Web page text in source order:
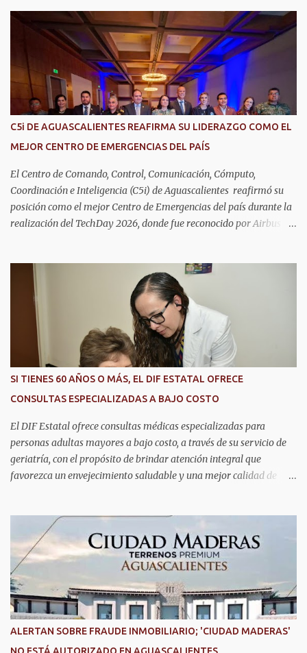
s
C5i DE AGUASCALIENTES REAFIRMA SU LIDERAZGO COMO EL
MEJOR CENTRO DE EMERGENCIAS DEL PAÍS
El Centro de Comando, Control, Comunicación, Cómputo,
Coordinación e Inteligencia (C5i) de Aguascalientes reafirmó su
posición como el mejor Centro de Emergencias del país durante la
realización del TechDay 2026, donde fue reconocido por Airbus
seguridad pública y la atención de emergencias. Este encuentro
reunió a autoridades, especialistas nacionales e internacionales y
representantes de instituciones de seguridad para intercambiar
conocimientos y conocer las tendencias más avanzadas en la
materia. La titular del C5i, Michelle Olmos Álvarez, señaló que este
reconocimiento es resultado de la capacidad operativa, la
infraestructura tecnológica de vanguardia y los modelos
innovadores de coordinación institucional que distinguen al C5i de
Aguascalientes, posicionándose como un referente nacional en
materia de atención de emergencias. "Bajo el liderazgo de la
SI TIENES 60 AÑOS O MÁS, EL DIF ESTATAL OFRECE
CONSULTAS ESPECIALIZADAS A BAJO COSTO
El DIF Estatal ofrece consultas médicas especializadas para
personas adultas mayores a bajo costo, a través de su servicio de
geriatría, con el propósito de brindar atención integral que
favorezca un envejecimiento saludable y una mejor calidad de
fundamentalmente en la prevención, el diagnóstico y tratamiento
de las enfermedades más comunes en las personas mayores de 60
años, como diabetes, hipertensión, deterioro cognitivo y
alzhéimer, entre otros padecimientos. "Nuestros adultos mayores
son el corazón de muchas familias y merecen todo nuestro respeto,
cuidado y reconocimiento; por eso, en el DIF Estatal impulsamos
servicios que les ayuden a cuidar su salud y a vivir esta etapa con
la atención y el acompañamiento que necesitan", señaló la
ALERTAN SOBRE FRAUDE INMOBILIARIO; 'CIUDAD MADERAS'